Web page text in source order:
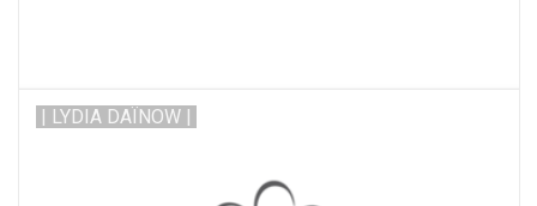
| LYDIA DAÏNOW |